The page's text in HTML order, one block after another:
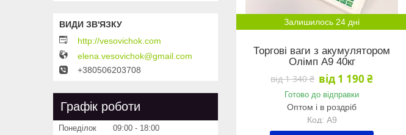
Залишилось 24 дні
Торгові ваги з акумулятором
Олімп A9 40кг
від 1 340 ₴ від 1 190 ₴
Готово до відправки
Оптом і в роздріб
А9
http://vesovichok.com
elena.vesovichok@gmail.com
+380506203708
Графік роботи
Понеділок 09:00
18:00